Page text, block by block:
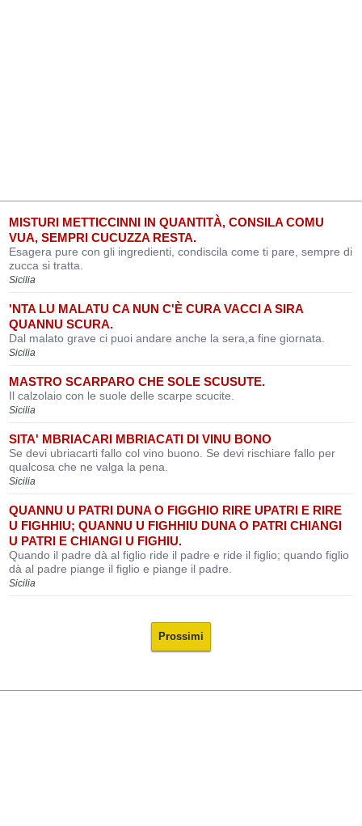
MISTURI METTICCINNI IN QUANTITÀ, CONSILA COMU
VUA, SEMPRI CUCUZZA RESTA.
Esagera pure con gli ingredienti, condiscila come ti pare, sempre di
zucca si tratta.
Sicilia
'NTA LU MALATU CA NUN C'È CURA VACCI A SIRA
QUANNU SCURA.
Dal malato grave ci puoi andare anche la sera,a fine giornata.
Sicilia
MASTRO SCARPARO CHE SOLE SCUSUTE.
Il calzolaio con le suole delle scarpe scucite.
Sicilia
SITA' MBRIACARI MBRIACATI DI VINU BONO
Se devi ubriacarti fallo col vino buono. Se devi rischiare fallo per
qualcosa che ne valga la pena.
Sicilia
QUANNU U PATRI DUNA O FIGGHIO RIRE UPATRI E RIRE
U FIGHHIU; QUANNU U FIGHHIU DUNA O PATRI CHIANGI
U PATRI E CHIANGI U FIGHIU.
Quando il padre dà al figlio ride il padre e ride il figlio; quando figlio
dà al padre piange il figlio e piange il padre.
Sicilia
Prossimi